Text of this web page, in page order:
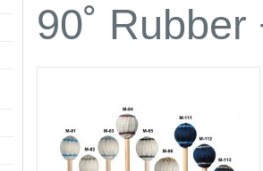
90˚ Rubber